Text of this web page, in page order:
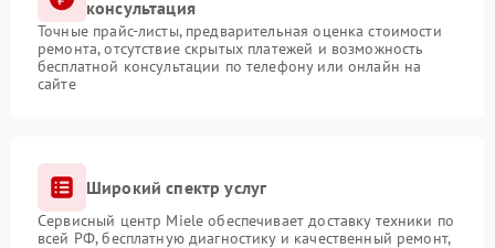
консультация
Точные прайс-листы, предварительная оценка стоимости
ремонта, отсутствие скрытых платежей и возможность
бесплатной консультации по телефону или онлайн на
сайте
Широкий спектр услуг
Сервисный центр Miele обеспечивает доставку техники по
всей РФ, бесплатную диагностику и качественный ремонт,